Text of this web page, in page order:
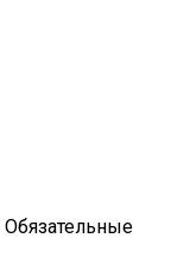
Обязательные